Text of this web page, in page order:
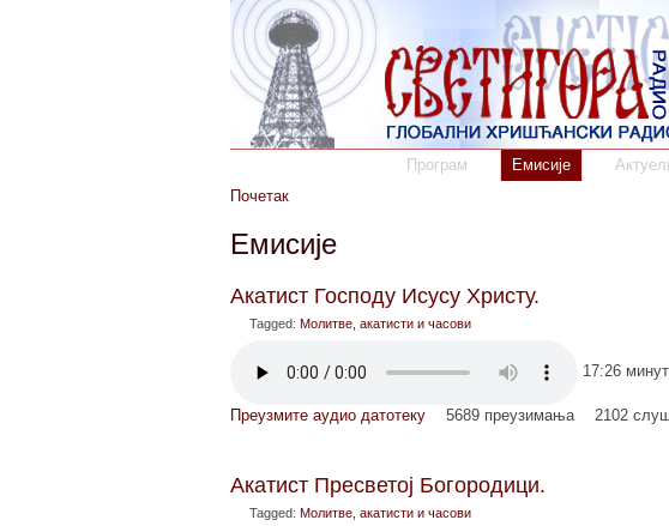
Програм Емисије
Почетак
Емисије
Акатист Господу Исусу Христу.
Tagged: Молитве, акатисти и часови
17:26
Преузмите аудио датотеку 5689 преузимања 2102
Акатист Пресветој Богородици.
Tagged: Молитве, акатисти и часови